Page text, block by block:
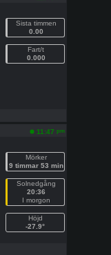
Sista timmen
0.00
Fart/t
0.000
11:47 pm
Mörker
9 timmar 53 min
Solnedgång
20:36
I morgon
Höjd
-27.9°